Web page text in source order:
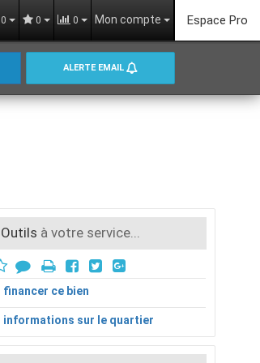
0 0 0 Mon compte Espace Pro
ALERTE EMAIL
Outils à votre service...
financer ce bien
informations sur le quartier